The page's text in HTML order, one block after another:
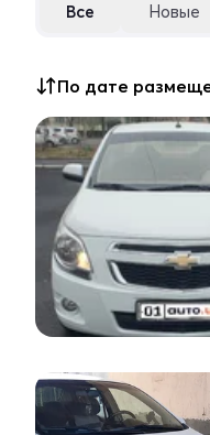
Все Новые
По дате